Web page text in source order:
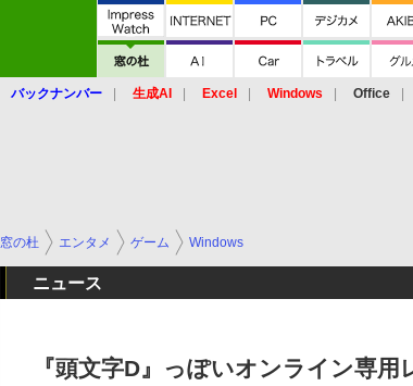
バックナンバー 生成AI Excel Windows Office
窓の杜 エンタメ ゲーム Windows
ニュース
『頭文字D』っぽいオンライン専